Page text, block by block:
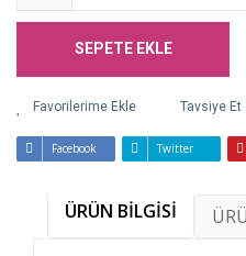
SEPETE EKLE
Tavsiye Et
Facebook Twitter
ÜRÜN BİLGİSİ